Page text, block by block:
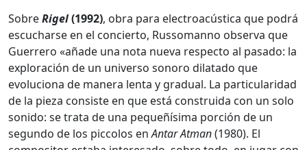
SobreRigel(1992), obra para electroacústica que podrá
escucharse en el concierto, Russomanno observa que
Guerrero «añade una nota nueva respecto al pasado: la
exploración de un universo sonoro dilatado que
evoluciona de manera lenta y gradual. La particularidad
de la pieza consiste en que está construida con un solo
sonido: se trata de una pequeñísima porción de un
segundo de los piccolos enAntar Atman(1980). El